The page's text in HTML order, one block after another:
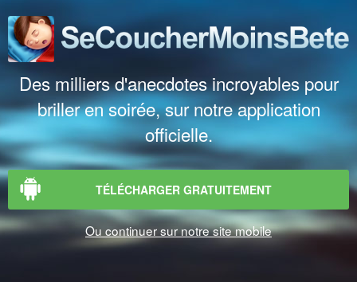
Des milliers d'anecdotes incroyables pour
briller en soirée, sur notre application
officielle.
TÉLÉCHARGER GRATUITEMENT
Ou continuer sur notre site mobile